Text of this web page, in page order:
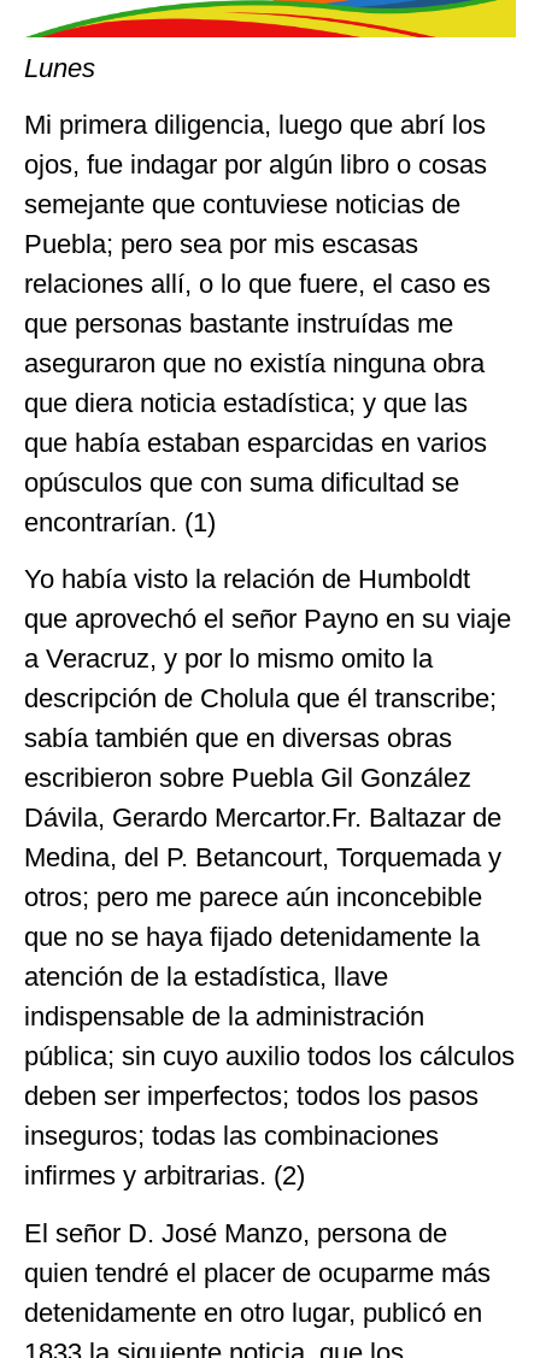
Lunes
Mi primera diligencia, luego que abrí los
ojos, fue indagar por algún libro o cosas
semejante que contuviese noticias de
Puebla; pero sea por mis escasas
relaciones allí, o lo que fuere, el caso es
que personas bastante instruídas me
aseguraron que no existía ninguna obra
que diera noticia estadística; y que las
que había estaban esparcidas en varios
opúsculos que con suma dificultad se
encontrarían. (1)
Yo había visto la relación de Humboldt
que aprovechó el señor Payno en su viaje
a Veracruz, y por lo mismo omito la
descripción de Cholula que él transcribe;
sabía también que en diversas obras
escribieron sobre Puebla Gil González
Dávila, Gerardo Mercartor.Fr. Baltazar de
Medina, del P. Betancourt, Torquemada y
otros; pero me parece aún inconcebible
que no se haya fijado detenidamente la
atención de la estadística, llave
indispensable de la administración
pública; sin cuyo auxilio todos los cálculos
deben ser imperfectos; todos los pasos
inseguros; todas las combinaciones
infirmes y arbitrarias. (2)
El señor D. José Manzo, persona de
quien tendré el placer de ocuparme más
detenidamente en otro lugar, publicó en